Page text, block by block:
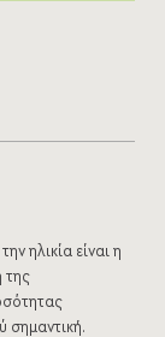
ηλικία είναι η
της
σημαντική.